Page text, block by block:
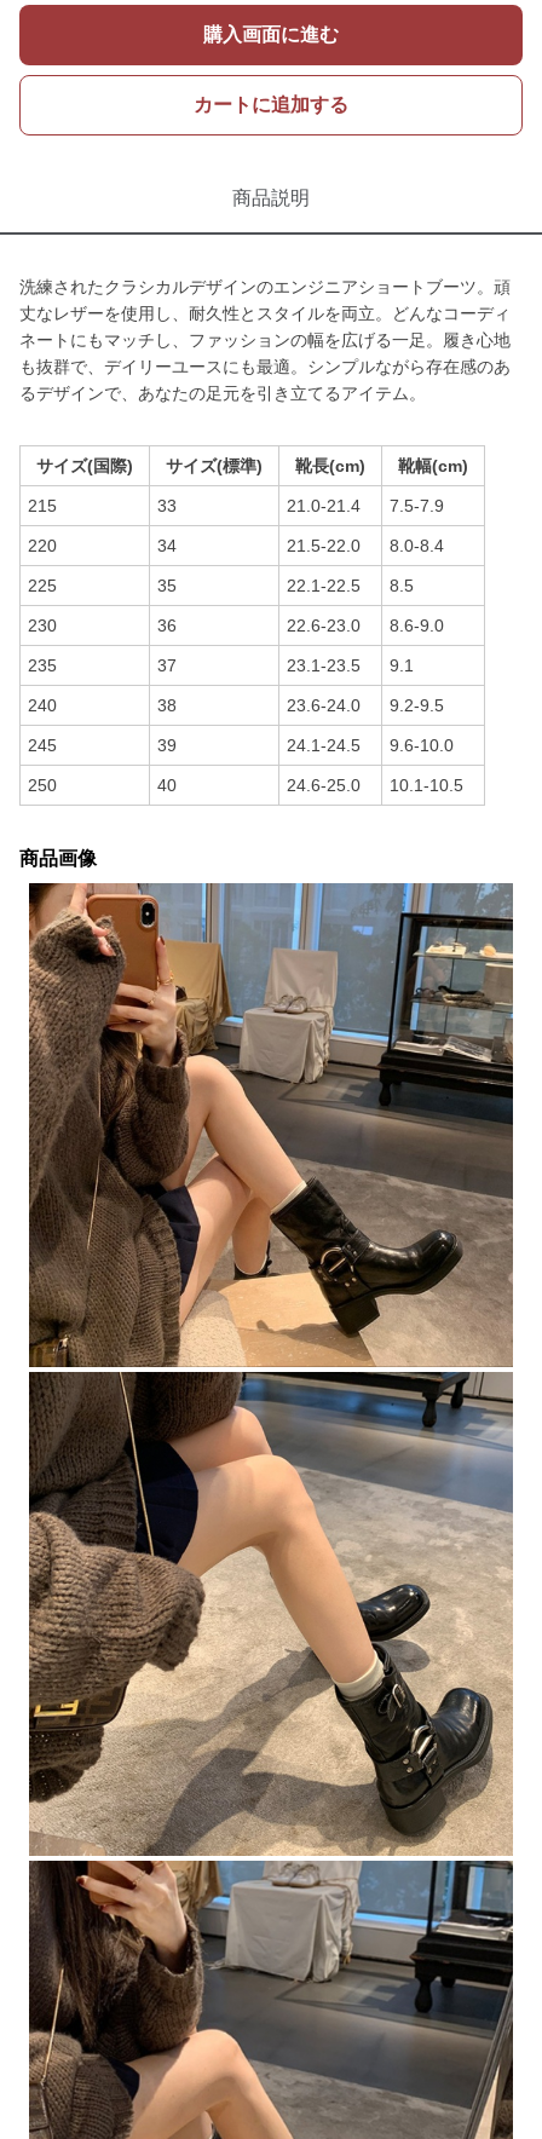
購入画面に進む
カートに追加する
商品説明
洗練されたクラシカルデザインのエンジニアショートブーツ。頑
丈なレザーを使用し、耐久性とスタイルを両立。どんなコーディ
ネートにもマッチし、ファッションの幅を広げる一足。履き心地
も抜群で、デイリーユースにも最適。シンプルながら存在感のあ
るデザインで、あなたの足元を引き立てるアイテム。
サイズ(国際) サイズ(標準) 靴長(cm) 靴幅(cm)
215 33 21.0-21.4 7.5-7.9
220 34 21.5-22.0 8.0-8.4
225 35 22.1-22.5 8.5
230 36 22.6-23.0 8.6-9.0
235 37 23.1-23.5 9.1
240 38 23.6-24.0 9.2-9.5
245 39 24.1-24.5 9.6-10.0
250 40 24.6-25.0 10.1-10.5
商品画像